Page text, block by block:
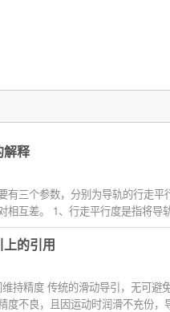
解释
有三个参数，分别为导轨的行走平
相互差。 1、行走平行度是指将导
的引用
持精度 传统的滑动导引，无可避
度不良，且因运动时润滑不充份，